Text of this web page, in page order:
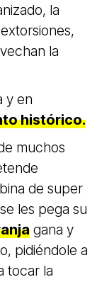
la
la
y en
histórico.
muchos
de super
les pega su
gana y
pidiéndole a
tocar la